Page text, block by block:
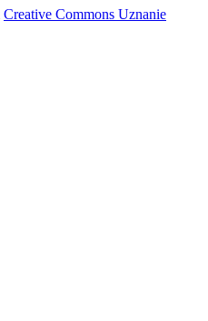
Creative Commons Uznanie